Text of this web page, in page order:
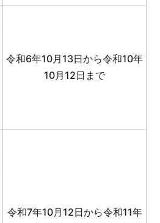
令和6年10月13日から令和10年
10月12日まで
令和7年10月12日から令和11年